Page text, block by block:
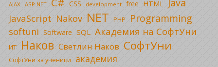
AJAX ASP.NET CSS development free HTML Java
JavaScript Nakov NET PHP Programming
softuni Software SQL Академия на СофтУни
ИТ Наков Светлин Наков СофтУни
СофтУни за ученици академия